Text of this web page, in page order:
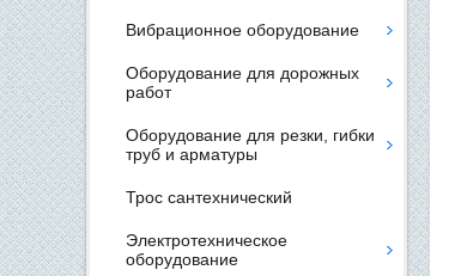
Вибрационное оборудование
Оборудование для дорожных
работ
Оборудование для резки, гибки
труб и арматуры
Трос сантехнический
Электротехническое
оборудование